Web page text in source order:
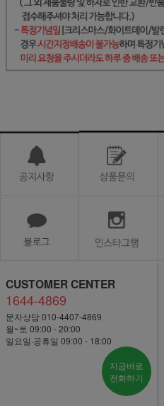
CUSTOMER CENTER
1644-4869
문자상담 010-4407-4869
월~토 09:00 - 20:00
일요일·공휴일 09:00 - 18:00
지금바로
전화하기